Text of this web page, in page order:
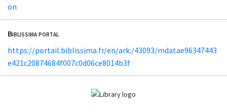
on
Biblissima portal
https://portail.biblissima.fr/en/ark:/43093/mdatae96347443
e421c20874684f007c0d06ce8014b3f